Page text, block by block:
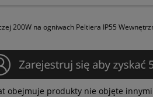
200W na ogniwach Peltiera IP55
obejmuje produkty nie objęte